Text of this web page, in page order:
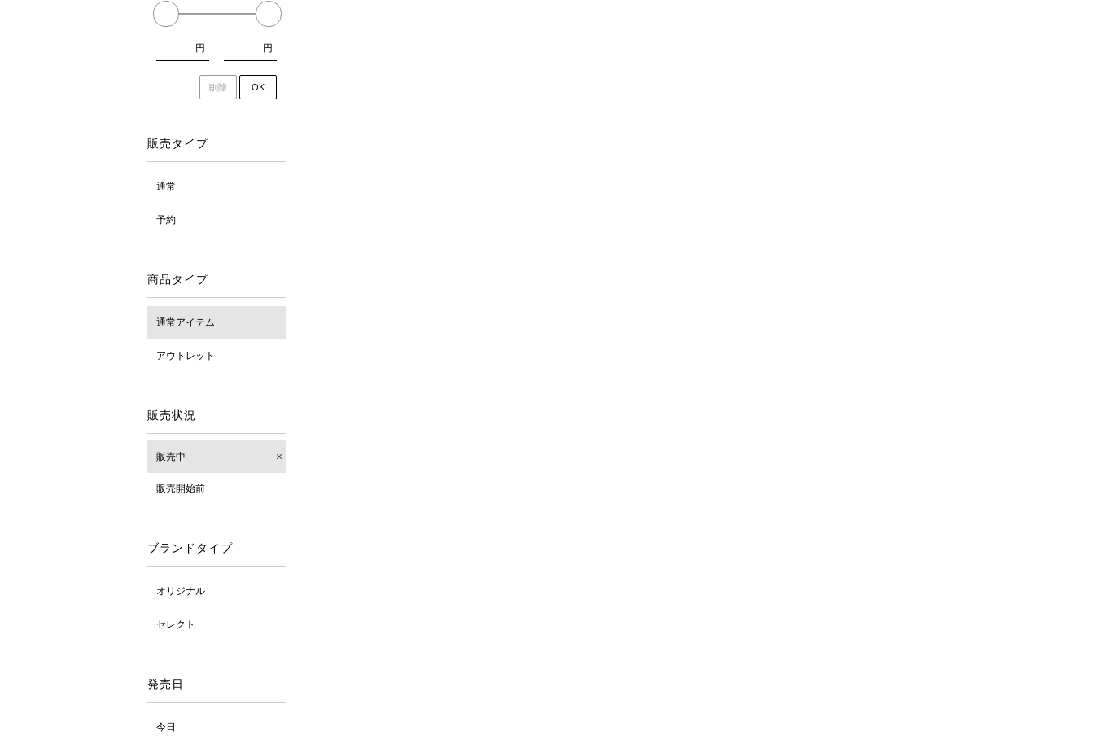
円 円
削除 OK
販売タイプ
通常
予約
商品タイプ
通常アイテム
アウトレット
販売状況
販売中
販売開始前
ブランドタイプ
オリジナル
セレクト
発売日
今日